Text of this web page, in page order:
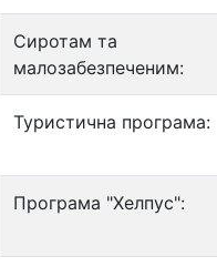
Сиротам та
малозабезпеченим:
Туристична програма:
Програма "Хелпус":